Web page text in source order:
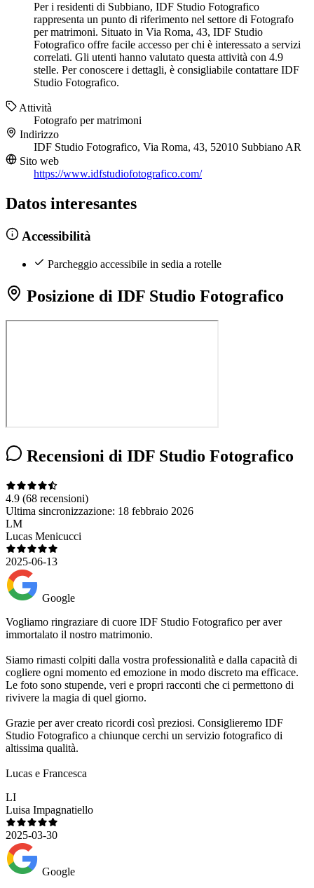
Per i residenti di Subbiano, IDF Studio Fotografico
rappresenta un punto di riferimento nel settore di Fotografo
per matrimoni. Situato in Via Roma, 43, IDF Studio
Fotografico offre facile accesso per chi è interessato a servizi
correlati. Gli utenti hanno valutato questa attività con 4.9
stelle. Per conoscere i dettagli, è consigliabile contattare IDF
Studio Fotografico.
Attività
Fotografo per matrimoni
Indirizzo
IDF Studio Fotografico, Via Roma, 43, 52010 Subbiano AR
Sito web
https://www.idfstudiofotografico.com/
Datos interesantes
Accessibilità
Parcheggio accessibile in sedia a rotelle
Posizione di IDF Studio Fotografico
Recensioni di IDF Studio Fotografico
4.9 (68 recensioni)
Ultima sincronizzazione: 18 febbraio 2026
LM
Lucas Menicucci
2025-06-13
Google
Vogliamo ringraziare di cuore IDF Studio Fotografico per aver
immortalato il nostro matrimonio.
Siamo rimasti colpiti dalla vostra professionalità e dalla capacità di
cogliere ogni momento ed emozione in modo discreto ma efficace.
Le foto sono stupende, veri e propri racconti che ci permettono di
rivivere la magia di quel giorno.
Grazie per aver creato ricordi così preziosi. Consiglieremo IDF
Studio Fotografico a chiunque cerchi un servizio fotografico di
altissima qualità.
Lucas e Francesca
LI
Luisa Impagnatiello
2025-03-30
Google